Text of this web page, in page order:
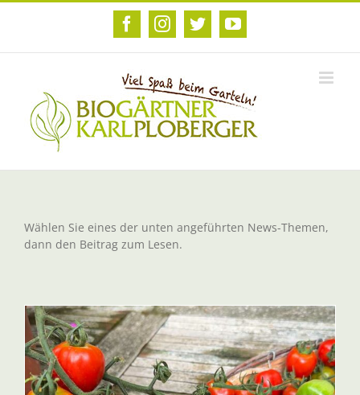
Zum
FacebookInstagram
TwitterYouTube
Wählen Sie eines der unten angeführten News-Themen,
dann den Beitrag zum Lesen.